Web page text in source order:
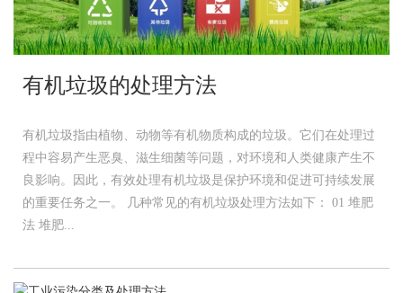
有机垃圾的处理方法
有机垃圾指由植物、动物等有机物质构成的垃圾。它们在处理过
程中容易产生恶臭、滋生细菌等问题，对环境和人类健康产生不
良影响。因此，有效处理有机垃圾是保护环境和促进可持续发展
的重要任务之一。 几种常见的有机垃圾处理方法如下： 01 堆肥
法 堆肥...